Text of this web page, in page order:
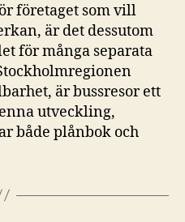
företaget som vill
är det dessutom
för många separata
är bussresor ett
utveckling,
både plånbok och